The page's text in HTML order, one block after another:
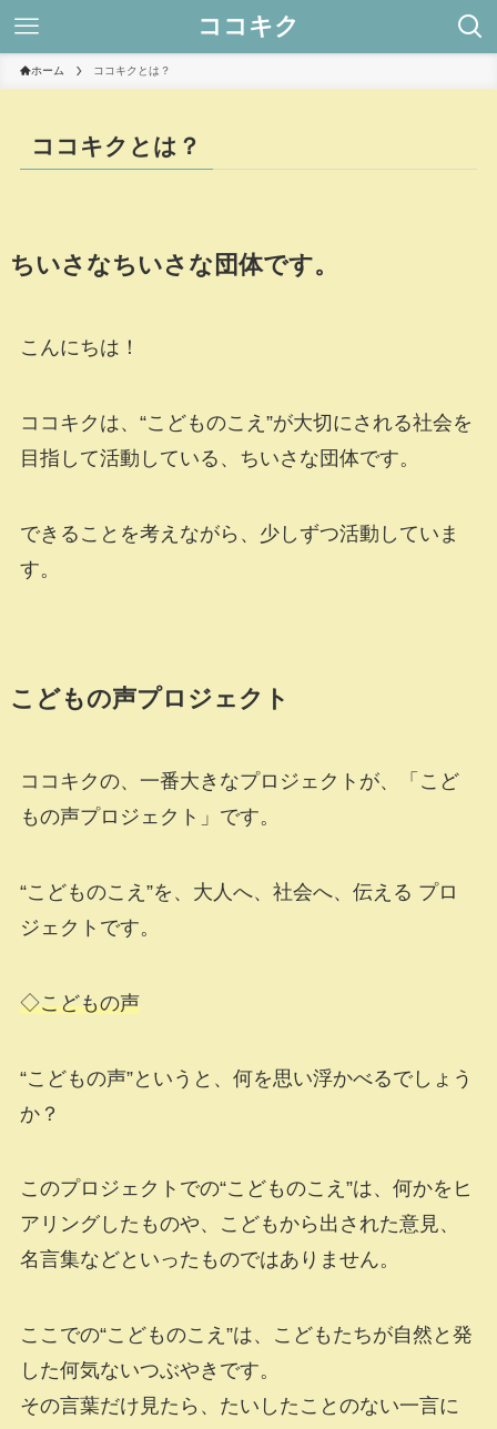
ココキク
ホーム ココキクとは？
ココキクとは？
ちいさなちいさな団体です。
こんにちは！
ココキクは、“こどものこえ”が大切にされる社会を
目指して活動している、ちいさな団体です。
できることを考えながら、少しずつ活動していま
す。
こどもの声プロジェクト
ココキクの、一番大きなプロジェクトが、「こど
もの声プロジェクト」です。
“こどものこえ”を、大人へ、社会へ、伝える プロ
ジェクトです。
◇こどもの声
“こどもの声”というと、何を思い浮かべるでしょう
か？
このプロジェクトでの“こどものこえ”は、何かをヒ
アリングしたものや、こどもから出された意見、
名言集などといったものではありません。
ここでの“こどものこえ”は、こどもたちが自然と発
した何気ないつぶやきです。
その言葉だけ見たら、たいしたことのない一言に